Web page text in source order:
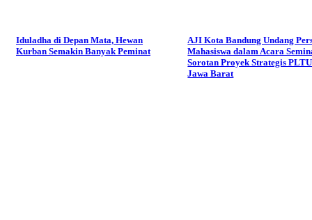
Iduladha di Depan Mata, Hewan
Kurban Semakin Banyak Peminat
AJI Kota Bandung Undang
Mahasiswa dalam Acara
Sorotan Proyek Strategis
Jawa Barat